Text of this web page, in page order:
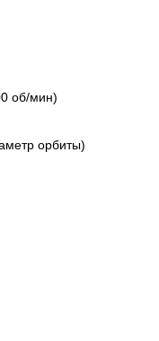
об/мин)
орбиты)